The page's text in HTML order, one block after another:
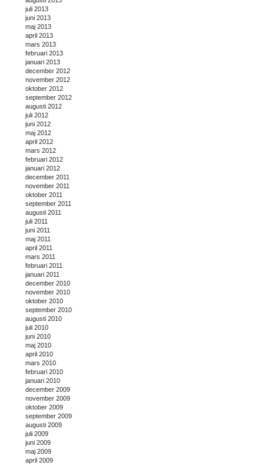
juli 2013
juni 2013
maj 2013
april 2013
mars 2013
februari 2013
januari 2013
december 2012
november 2012
oktober 2012
september 2012
augusti 2012
juli 2012
juni 2012
maj 2012
april 2012
mars 2012
februari 2012
januari 2012
december 2011
november 2011
oktober 2011
september 2011
augusti 2011
juli 2011
juni 2011
maj 2011
april 2011
mars 2011
februari 2011
januari 2011
december 2010
november 2010
oktober 2010
september 2010
augusti 2010
juli 2010
juni 2010
maj 2010
april 2010
mars 2010
februari 2010
januari 2010
december 2009
november 2009
oktober 2009
september 2009
augusti 2009
juli 2009
juni 2009
maj 2009
april 2009